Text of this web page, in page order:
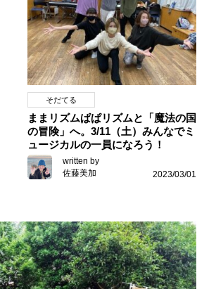
そだてる
ままリズムぱぱリズムと「魔法の国
の冒険」へ。3/11（土）みんなでミ
ュージカルの一員になろう！
written by
佐藤美加
2023/03/01